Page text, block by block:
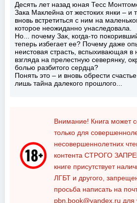
Десять лет назад юная Тесс
Зака Маклейна от жестоких янки – и
вновь встретиться с ним на
которое неожиданно унаследовала.
Но... почему Зак, когда-то
теперь избегает ее? Почему даже
неистовая страсть, вспыхивающая в
взгляда на прелестную северянку,
болью разбитого сердца?
Понять это – и вновь обрести
лишь тайна далекого прошлого...
Внимание! Книга может
только для
несовершеннолетних
контента СТРОГО
книге присутствует
ЛГБТ и другого,
просьба написать на
pbn.book@yandex.ru для